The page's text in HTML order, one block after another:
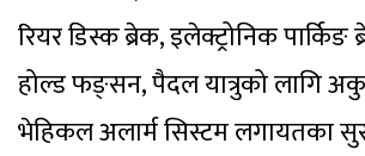
रियर डिस्क ब्रेक, इलेक्ट्रोनिक पार्किङ
होल्ड फङ्सन, पैदल यात्रुको लागि
भेहिकल अलार्म सिस्टम लगायतका